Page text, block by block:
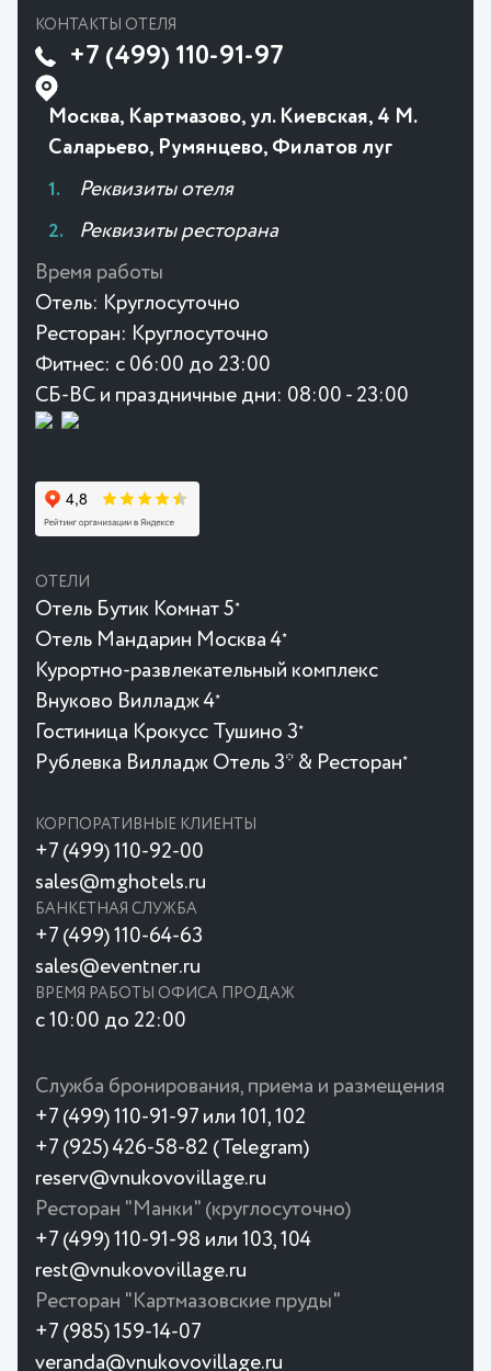
КОНТАКТЫ ОТЕЛЯ
+7 (499) 110-91-97
Москва, Картмазово, ул. Киевская, 4 М.
Саларьево, Румянцево, Филатов луг
Реквизиты отеля
Реквизиты ресторана
Время работы
Отель: Круглосуточно
Ресторан: Круглосуточно
Фитнес: с 06:00 до 23:00
СБ-ВС и праздничные дни: 08:00 - 23:00
ОТЕЛИ
Отель Бутик Комнат 5★
Отель Мандарин Москва 4★
Курортно-развлекательный комплекс
Внуково Вилладж 4★
Гостиница Крокусc Тушино 3★
Рублевка Вилладж Отель 3* & Ресторан★
КОРПОРАТИВНЫЕ КЛИЕНТЫ
+7 (499) 110-92-00
sales@mghotels.ru
БАНКЕТНАЯ СЛУЖБА
+7 (499) 110-64-63
sales@eventner.ru
ВРЕМЯ РАБОТЫ ОФИСА ПРОДАЖ
с 10:00 до 22:00
Служба бронирования, приема и размещения
+7 (499) 110-91-97 или 101, 102
+7 (925) 426-58-82 (Telegram)
reserv@vnukovovillage.ru
Ресторан "Манки" (круглосуточно)
+7 (499) 110-91-98 или 103, 104
rest@vnukovovillage.ru
Ресторан "Картмазовские пруды"
+7 (985) 159-14-07
veranda@vnukovovillage.ru